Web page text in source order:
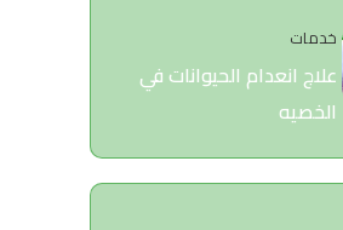
خدمات
علاج انعدام الحيوانات في
الخصيه